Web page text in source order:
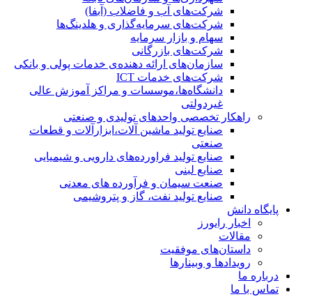
شرکت‌های آب و فاضلاب (آبفا)
شرکت‌های سرمایه‌گذاری و هلدینگ‌ها
سهام و بازار سرمایه
شرکت‌های بازرگانی
سازمان‌های ارائه دهنده‌ی خدمات پولی و بانکی
شرکت‌های خدمات ICT
دانشگاه‌ها،موسسات و مراکز آموزش عالی
غیردولتی
راهکار تخصصی واحدهای تولیدی و صنعتی
صنایع توليد ماشين آلات،ابزارآلات و قطعات
صنعتی
صنایع تولید فراورده‌های دارویی و شیمیایی
صنایع لبنی
صنعت سیمان و فرآورده های معدنی
صنایع تولید نفت، گاز و پتروشيمی
پایگاه دانش
اخبار رایورز
مقالات
داستان‌های موفقیت
رویدادها و وبینارها
درباره ما
تماس با ما